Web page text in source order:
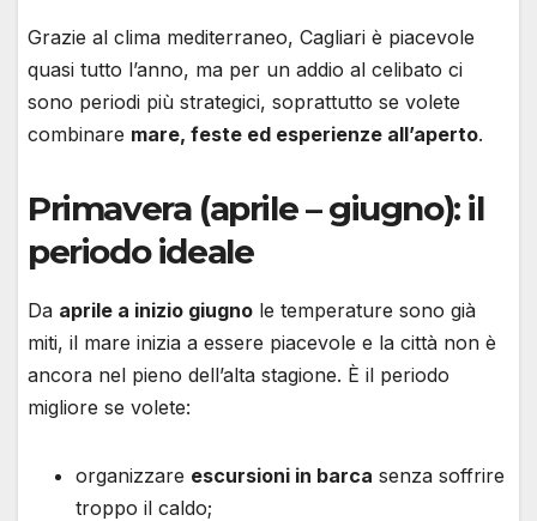
Grazie al clima mediterraneo, Cagliari è piacevole
quasi tutto l’anno, ma per un addio al celibato ci
sono periodi più strategici, soprattutto se volete
combinare mare, feste ed esperienze all’aperto.
Primavera (aprile – giugno): il
periodo ideale
Da aprile a inizio giugno le temperature sono già
miti, il mare inizia a essere piacevole e la città non è
ancora nel pieno dell’alta stagione. È il periodo
migliore se volete:
organizzare escursioni in barca senza soffrire
troppo il caldo;